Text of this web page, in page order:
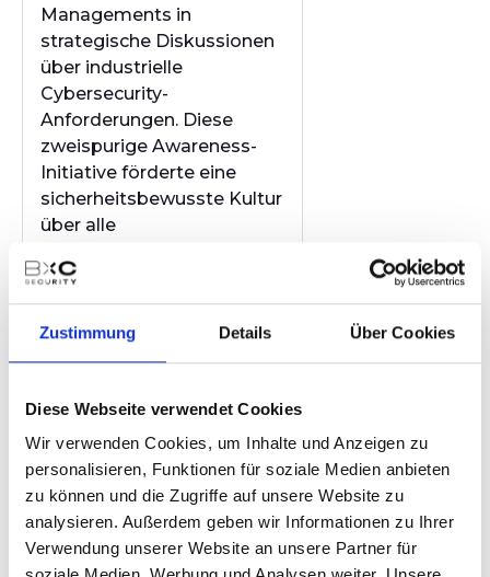
Zustimmung Details Über Cookies
Diese Webseite verwendet Cookies
Wir verwenden Cookies, um Inhalte und Anzeigen zu
personalisieren, Funktionen für soziale Medien anbieten
zu können und die Zugriffe auf unsere Website zu
analysieren. Außerdem geben wir Informationen zu Ihrer
Verwendung unserer Website an unsere Partner für
Managements in
strategische Diskussionen
über industrielle
Cybersecurity-
Anforderungen. Diese
zweispurige Awareness-
Initiative förderte eine
sicherheitsbewusste Kultur
über alle
hinweg und gewährleistete
die Abstimmung zwischen
betrieblichen
Anforderungen und